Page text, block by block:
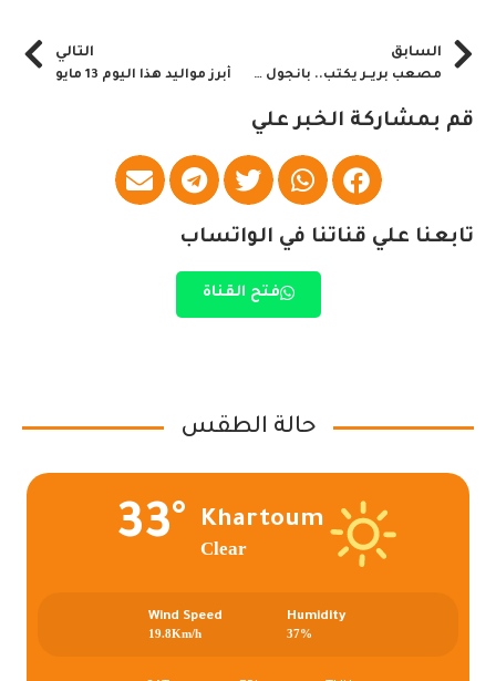
السابق
مصعب بريــر يكتب.. بانجول تحت المجهر: تقارير ناقصة تصنع أحكامًا كاملة وتضع سيادة السودان على المحك ..!
التالي
أبرز مواليد هذا اليوم 13 مايو
قم بمشاركة الخبر علي
تابعنا علي قناتنا في الواتساب
فتح القناة
حالة الطقس
Khartoum
Clear
33°
Humidity
37%
Wind Speed
19.8Km/h